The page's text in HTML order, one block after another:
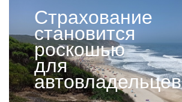
Страхование
становится
роскошью
для
автовладельцев